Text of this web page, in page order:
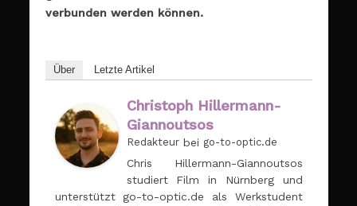
verbunden werden können.
Über Letzte Artikel
Christoph Hillermann-
Giannoutsos
Redakteurbei go-to-optic.de
Chris Hillermann-Giannoutsos
studiert Film in Nürnberg und
unterstützt go-to-optic.de als Werkstudent